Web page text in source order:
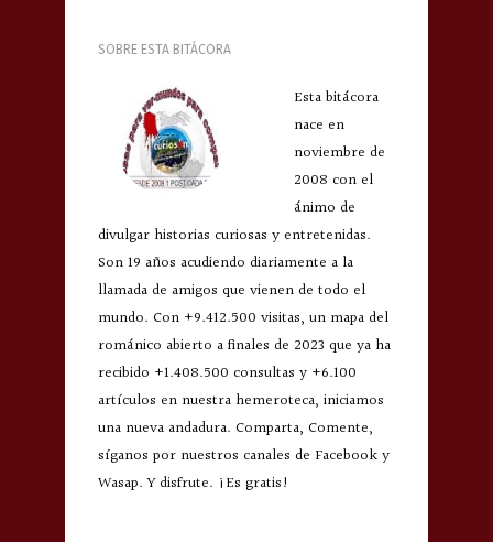
SOBRE ESTA BITÁCORA
Esta bitácora
nace en
noviembre de
2008 con el
ánimo de
divulgar historias curiosas y entretenidas.
Son 19 años acudiendo diariamente a la
llamada de amigos que vienen de todo el
mundo. Con +9.412.500 visitas, un mapa del
románico abierto a finales de 2023 que ya ha
recibido +1.408.500 consultas y +6.100
artículos en nuestra hemeroteca, iniciamos
una nueva andadura. Comparta, Comente,
síganos por nuestros canales de Facebook y
Wasap. Y disfrute. ¡Es gratis!